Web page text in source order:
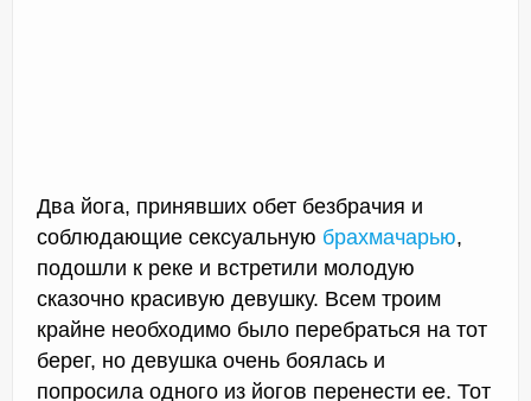
Контакты
Два йога, принявших обет безбрачия и
соблюдающие сексуальную брахмачарью,
подошли к реке и встретили молодую
сказочно красивую девушку. Всем троим
крайне необходимо было перебраться на тот
берег, но девушка очень боялась и
попросила одного из йогов перенести ее. Тот